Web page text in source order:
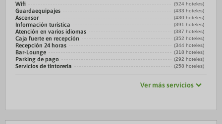
Wifi (524 hoteles)
Guardaequipajes (433 hoteles)
Ascensor (430 hoteles)
Información turística (391 hoteles)
Atención en varios idiomas (387 hoteles)
Caja fuerte en recepción (352 hoteles)
Recepción 24 horas (344 hoteles)
Bar-Lounge (318 hoteles)
Parking de pago (292 hoteles)
Servicios de tintorería (258 hoteles)
Ver más servicios